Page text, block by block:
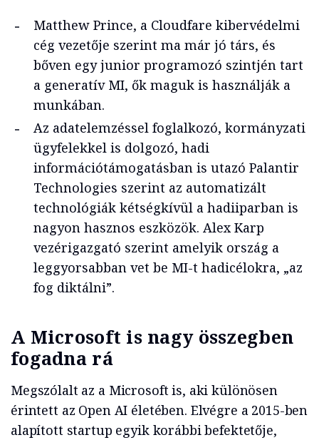
Matthew Prince, a Cloudfare kibervédelmi
cég vezetője szerint ma már jó társ, és
bőven egy junior programozó szintjén tart
a generatív MI, ők maguk is használják a
munkában.
Az adatelemzéssel foglalkozó, kormányzati
ügyfelekkel is dolgozó, hadi
információtámogatásban is utazó Palantir
Technologies szerint az automatizált
technológiák kétségkívül a hadiiparban is
nagyon hasznos eszközök. Alex Karp
vezérigazgató szerint amelyik ország a
leggyorsabban vet be MI-t hadicélokra, „az
fog diktálni”.
A Microsoft is nagy összegben
fogadna rá
Megszólalt az a Microsoft is, aki különösen
érintett az Open AI életében. Elvégre a 2015-ben
alapított startup egyik korábbi befektetője,